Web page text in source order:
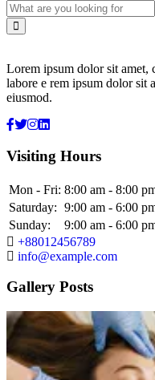
Lorem ipsum dolor sit amet,
labore e rem ipsum dolor sit
eiusmod.
Visiting Hours
Mon - Fri: 8:00 am - 8:00
Saturday: 9:00 am - 6:00
Sunday:
9:00 am - 6:00
+88012456789
info@example.com
Gallery Posts